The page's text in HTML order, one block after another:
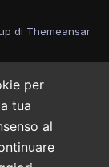
di Themeansar.
per
tua
al